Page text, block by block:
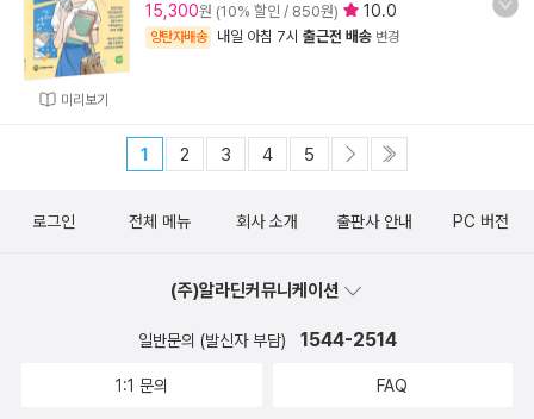
미리보기
15,300원 (10% 할인 / 850원) 10.0
양탄자배송 내일 아침 7시 출근전 배송 변경
1 2 3 4 5
로그인 전체 메뉴 회사 소개 출판사 안내 PC 버전
(주)알라딘커뮤니케이션
일반문의 (발신자 부담) 1544-2514
1:1 문의 FAQ